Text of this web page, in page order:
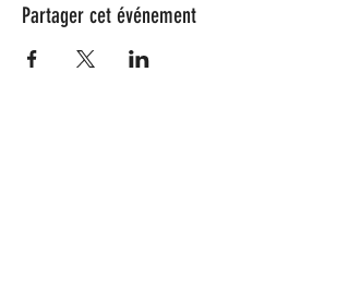
Partager cet événement